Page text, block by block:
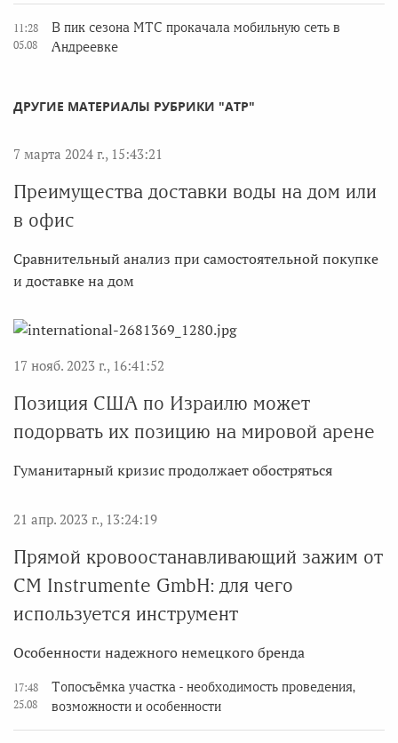
11:28
05.08
В пик сезона МТС прокачала мобильную сеть в
Андреевке
ДРУГИЕ МАТЕРИАЛЫ РУБРИКИ "АТР"
7 марта 2024 г., 15:43:21
Преимущества доставки воды на дом или
в офис
Сравнительный анализ при самостоятельной покупке
и доставке на дом
17 нояб. 2023 г., 16:41:52
Позиция США по Израилю может
подорвать их позицию на мировой арене
Гуманитарный кризис продолжает обостряться
21 апр. 2023 г., 13:24:19
Прямой кровоостанавливающий зажим от
CM Instrumente GmbH: для чего
используется инструмент
Особенности надежного немецкого бренда
17:48
25.08
Топосъёмка участка - необходимость проведения,
возможности и особенности